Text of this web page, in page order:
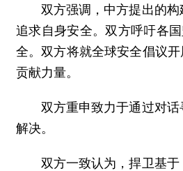
双方强调，中方提出的
追求自身安全。双方呼吁各
全。双方将就全球安全倡议
贡献力量。
双方重申致力于通过对
解决。
双方一致认为，捍卫基